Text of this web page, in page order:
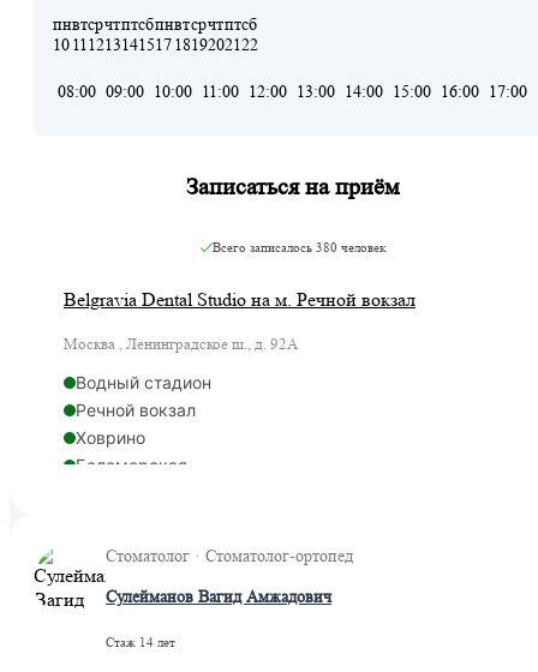
пн
10
вт
11
ср
12
чт
13
пт
14
сб
15
пн
17
вт
18
ср
19
чт
20
пт
21
сб
22
08:00 09:00 10:00 11:00 12:00 13:00 14:00 15:00 16:00 17:00
Записаться на приём
Всего записалось 380 человек
Belgravia Dental Studio на м. Речной вокзал
Москва , Ленинградское ш., д. 92А
Водный стадион
Речной вокзал
Ховрино
Беломорская
Стоматолог · Стоматолог-ортопед
Сулейманов Вагид Амжадович
Стаж 14 лет